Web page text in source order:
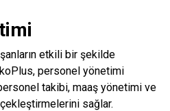
etkili bir şekilde
personel yönetimi
takibi, maaş yönetimi ve
sağlar.